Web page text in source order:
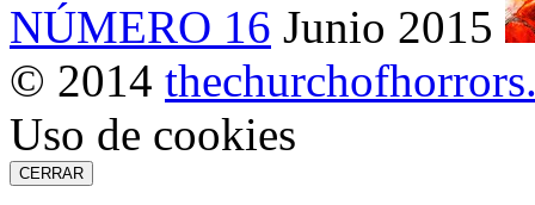
NÚMERO 16 Junio 2015
© 2014
Uso de cookies
CERRAR